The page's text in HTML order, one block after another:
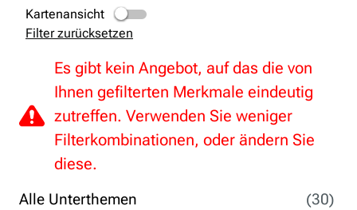
Alle Unterthemen
(30)
Kartenansicht
Filter zurücksetzen
Es gibt kein Angebot, auf das die von
Ihnen gefilterten Merkmale eindeutig
zutreffen. Verwenden Sie weniger
Filterkombinationen, oder ändern Sie
diese.